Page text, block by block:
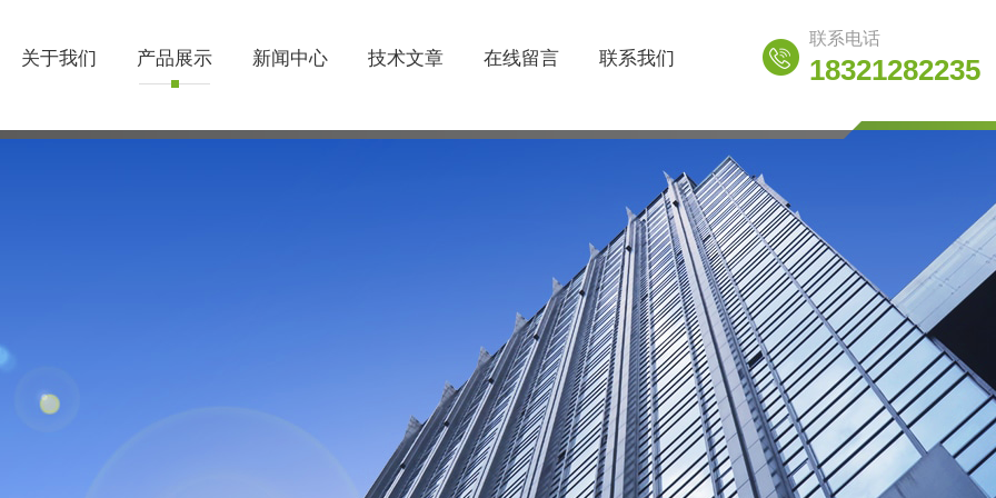
关于我们 产品展示 新闻中心 技术文章 在线留言 联系我们
联系电话
18321282235